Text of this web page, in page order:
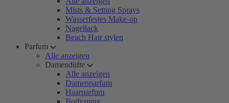
Mists & Setting Sprays
Wasserfestes Make-up
Nagellack
Beach Hair stylen
Parfum
Alle anzeigen
Damendüfte
Alle anzeigen
Damenparfum
Haarparfum
Bodyspray